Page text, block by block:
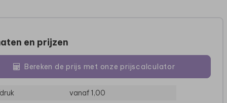
en prijzen
Bereken de prijs met onze prijscalculator
vanaf 1,00